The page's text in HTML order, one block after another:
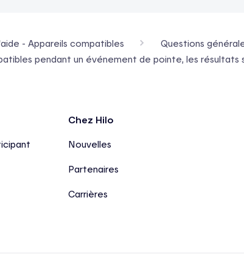
- Appareils compatibles
Questions
pendant un événement de pointe, les résultats
Chez Hilo
Nouvelles
Partenaires
Carrières